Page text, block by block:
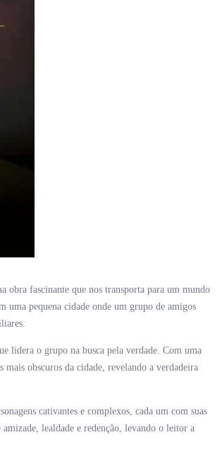
fascinante que nos transporta para um mundo
uma pequena cidade onde um grupo de amigos
lidera o grupo na busca pela verdade. Com uma
obscuros da cidade, revelando a verdadeira
cativantes e complexos, cada um com suas
lealdade e redenção, levando o leitor a